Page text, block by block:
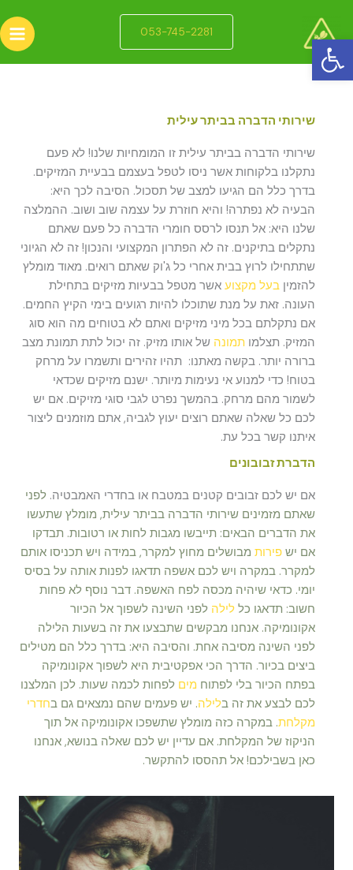
פתח סרגל נגישות
לתוכן
053-745-2281
שירותי הדברה בביתר עילית
שירותי הדברה בביתר עילית זו המומחיות שלנו! לא פעם
נתקלנו בלקוחות אשר ניסו לטפל בעצמם בבעיית המזיקים.
בדרך כלל הם הגיעו למצב של תסכול. הסיבה לכך היא:
הבעיה לא נפתרה! והיא חוזרת על עצמה שוב ושוב. ההמלצה
שלנו היא: אל תנסו לרסס חומרי הדברה כל פעם שאתם
נתקלים בתיקנים. זה לא הפתרון המקצועי והנכון! זה לא הגיוני
שתתחילו לרוץ בבית אחרי כל ג'וק שאתם רואים. מאוד מומלץ
להזמין בעל מקצוע אשר מטפל בבעיות מזיקים בתחילת
העונה. זאת על מנת שתוכלו להיות רגועים בימי הקיץ החמים.
אם נתקלתם בכל מיני מזיקים ואתם לא בטוחים מה הוא סוג
המזיק. תצלמו תמונה של אותו מזיק. זה יכול לתת תמונת מצב
ברורה יותר. בקשה מאתנו: תהיו זהירים ותשמרו על מרחק
בטוח! כדי למנוע אי נעימות מיותר. ישנם מזיקים שכדאי
לשמור מהם מרחק. בהמשך נפרט לגבי סוגי מזיקים. אם יש
לכם כל שאלה שאתם רוצים יעוץ לגביה, אתם מוזמנים ליצור
איתנו קשר בכל עת.
הדברת זבובונים
אם יש לכם זבובים קטנים במטבח או בחדרי האמבטיה. לפני
שאתם מזמינים שירותי הדברה בביתר עילית, מומלץ שתעשו
את הדברים הבאים: תייבשו מגבות לחות או רטובות. תבדקו
אם יש פירות מבושלים מחוץ למקרר, במידה ויש תכניסו אותם
למקרר. במקרה ויש לכם אשפה תדאגו לפנות אותה על בסיס
יומי. כדאי שיהיה מכסה לפח האשפה. דבר נוסף לא פחות
חשוב: תדאגו כל לילה לפני השינה לשפוך אל הכיור
אקונומיקה. אנחנו מבקשים שתבצעו את זה בשעות הלילה
לפני השינה מסיבה אחת. והסיבה היא: בדרך כלל הם מטילים
ביצים בכיור. הדרך הכי אפקטיבית היא לשפוך אקונומיקה
בפתח הכיור בלי לפתוח מים לפחות לכמה שעות. לכן המלצנו
לכם לבצע את זה בלילה. יש פעמים שהם נמצאים גם בחדרי
מקלחת. במקרה כזה מומלץ שתשפכו אקונומיקה אל תוך
הניקוז של המקלחת. אם עדיין יש לכם שאלה בנושא, אנחנו
כאן בשבילכם! אל תהססו להתקשר.